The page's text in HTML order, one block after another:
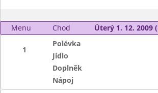
Menu Chod Úterý 1. 12. 2009
1
Polévka
Jídlo
Doplněk
Nápoj